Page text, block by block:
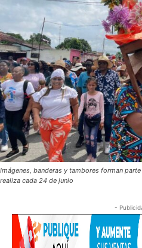
Imágenes, banderas y tambores forman
realiza cada 24 de junio
-